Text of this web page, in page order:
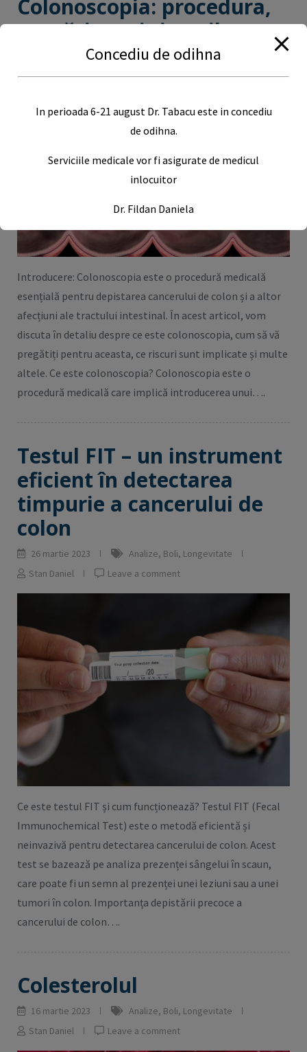
Colonoscopia: procedura,
pregătirea și riscurile
asociate
28 martie 2023 Analize,Boli,Longevitate
Introducere: Colonoscopia este o procedură medicală
esențială pentru depistarea cancerului de colon și a altor
afecțiuni ale tractului intestinal. În acest articol, vom
discuta în detaliu despre ce este colonoscopia, cum să vă
pregătiți pentru aceasta, ce riscuri sunt implicate și multe
altele. Ce este colonoscopia? Colonoscopia este o
procedură medicală care implică introducerea unui….
Testul FIT – un instrument
eficient în detectarea
timpurie a cancerului de
colon
26 martie 2023 Analize, Boli, Longevitate
Stan Daniel
Leave a comment
Ce este testul FIT și cum funcționează? Testul FIT (Fecal
Immunochemical Test) este o metodă eficientă și
neinvazivă pentru detectarea cancerului de colon. Acest
test se bazează pe analiza prezenței sângelui în scaun,
care poate fi un semn al prezenței unei leziuni sau a unei
tumori în colon. Importanța depistării precoce a
cancerului de colon….
Colesterolul
16 martie 2023 Analize, Boli, Longevitate
Stan Daniel
Leave a comment
Concediu de odihna
In perioada 6-21 august Dr. Tabacu este in concediu
de odihna.
Serviciile medicale vor fi asigurate de medicul
inlocuitor
Dr. Fildan Daniela
This will close in